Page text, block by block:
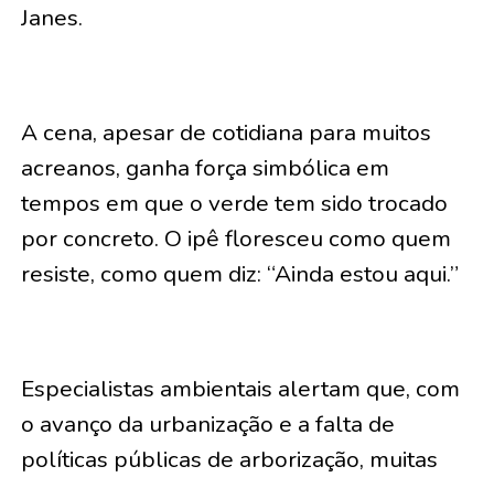
Janes.
A cena, apesar de cotidiana para muitos
acreanos, ganha força simbólica em
tempos em que o verde tem sido trocado
por concreto. O ipê floresceu como quem
resiste, como quem diz: “Ainda estou aqui.”
Especialistas ambientais alertam que, com
o avanço da urbanização e a falta de
políticas públicas de arborização, muitas